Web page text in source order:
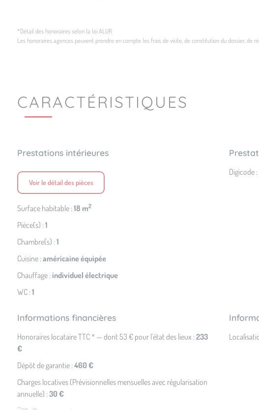
*Détail des honoraires selon la loi ALUR
Les honoraires agences peuvent prendre en compte les frais de visite, de constitution du dossier, de
CARACTÉRISTIQUES
Prestations intérieures
Voir le détail des pièces
Surface habitable :18 m2
Pièce(s) :1
Chambre(s) :1
Cuisine :américaine équipée
Chauffage : individuel électrique
WC :1
Digicode :
Informations financières
Honoraires locataire TTC * — dont 53 € pour l'état des lieux : 233
€
Dépôt de garantie : 460 €
Charges locatives (Prévisionnelles mensuelles avec régularisation
annuelle) : 30 €
**